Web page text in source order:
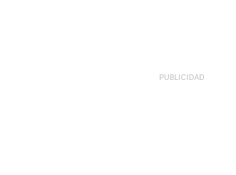
PUBLICIDAD